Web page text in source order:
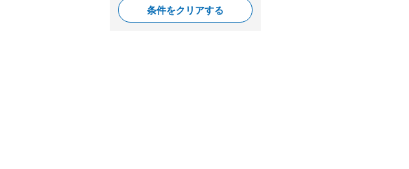
条件をクリアする